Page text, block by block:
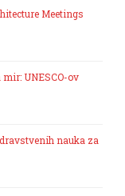
Meetings
UNESCO-ov
nauka za